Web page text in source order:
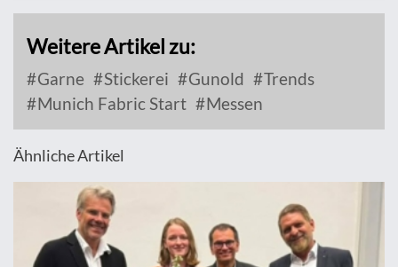
Weitere Artikel zu:
Garne Stickerei Gunold
Trends
Munich Fabric Start
Messen
Ähnliche Artikel